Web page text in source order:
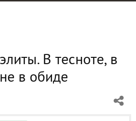
В тесноте, в
в обиде